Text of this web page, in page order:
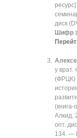
диск
Шифр
у врат.
(ФРЦК)
Алкид,
опт.
134. —